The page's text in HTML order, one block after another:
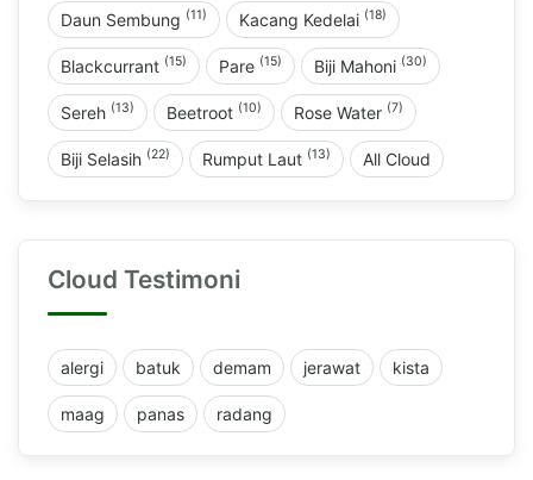
Daun Sembung (11) Kacang Kedelai (18)
Blackcurrant (15) Pare (15) Biji Mahoni (30)
Sereh (13) Beetroot (10) Rose Water (7)
Biji Selasih (22) Rumput Laut (13) All Cloud
Cloud Testimoni
alergi batuk demam jerawat kista
maag panas radang